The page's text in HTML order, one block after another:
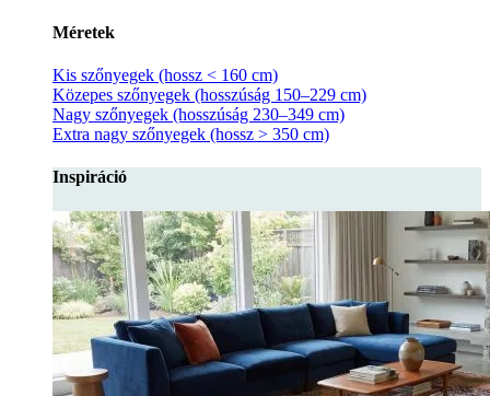
Méretek
Kis szőnyegek (hossz < 160 cm)
Közepes szőnyegek (hosszúság 150–229 cm)
Nagy szőnyegek (hosszúság 230–349 cm)
Extra nagy szőnyegek (hossz > 350 cm)
Inspiráció